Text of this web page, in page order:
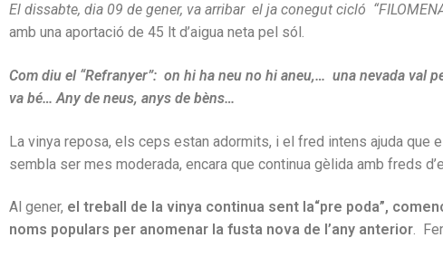
El dissabte, dia 09 de gener, va arribar el ja conegut cicló
amb una aportació de 45 lt d’aigua neta pel sól.
Com diu el “Refranyer”: on hi ha neu no hi aneu,… una nevada val
va bé… Any de neus, anys de bèns…
La vinya reposa, els ceps estan adormits, i el fred intens ajuda
sembla ser mes moderada, encara que continua gèlida amb freds
Al gener, el treball de la vinya continua sent la“pre poda”,
noms populars per anomenar la fusta nova de l’any anterior.